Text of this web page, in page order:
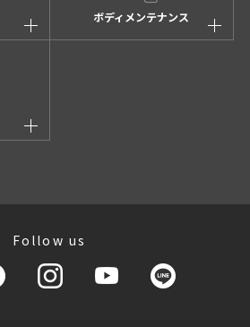
ボディメンテナンス
Follow us